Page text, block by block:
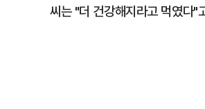
씨는 "더 건강해지라고 먹였다"